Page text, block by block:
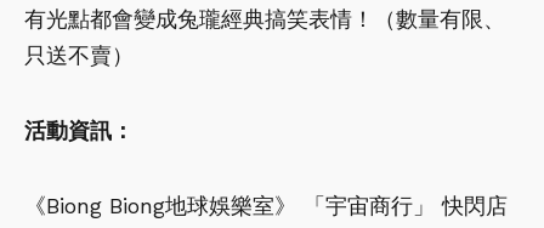
有光點都會變成兔瓏經典搞笑表情！（數量有限、
只送不賣）
活動資訊：
《Biong Biong地球娛樂室》 「宇宙商行」 快閃店